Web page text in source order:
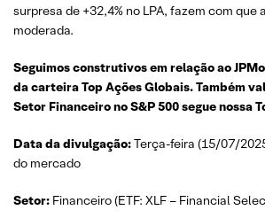
surpresa de +32,4% no LPA, fazem com
moderada.
Seguimos construtivos em relação ao
da carteira Top Ações Globais. Também
Setor Financeiro no S&P 500 segue nossa
Data da divulgação:Terça-feira (15/07/
do mercado
Setor: Financeiro (ETF: XLF – Financial